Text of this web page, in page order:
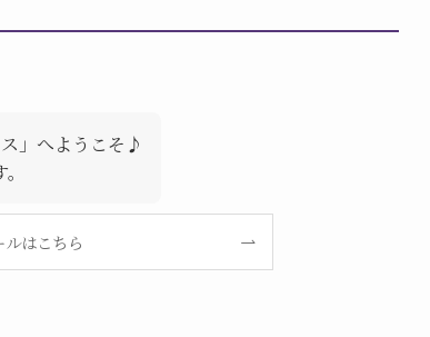
」へようこそ♪
はこちら